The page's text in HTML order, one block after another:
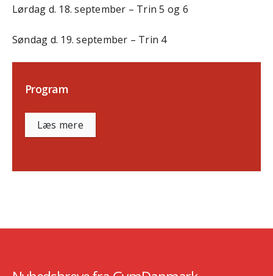
Lørdag d. 18. september – Trin 5 og 6
Søndag d. 19. september – Trin 4
Program
Læs mere